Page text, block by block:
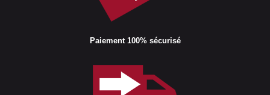
Paiement 100% sécurisé